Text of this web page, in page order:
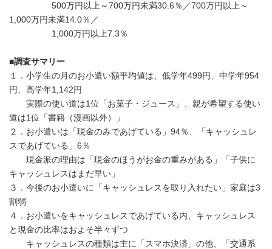
500万円以上～700万円未満30.6％／700万円以上～
1,000万円未満14.0％／
1,000万円以上7.3％
■調査サマリー
１．小学生の月のお小遣い額平均値は、低学年499円、中学年954
円、高学年1,142円
実際の使い道は1位「お菓子・ジュース」、親が希望する使い
道は1位「書籍（漫画以外）」
２．お小遣いは「現金のみであげている」94％、「キャッシュレ
スであげている」6％
現金派の理由は「現金のほうがお金の重みがある」「子供に
キャッシュレスはまだ早い」
３．今後のお小遣いに「キャッシュレスを取り入れたい」家庭は3
割弱
４．お小遣いをキャッシュレスであげている内、キャッシュレス
と現金の比率はおよそ半々ずつ
キャッシュレスの種類は主に「スマホ決済」の他、「交通系